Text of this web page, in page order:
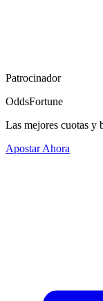
Patrocinador
OddsFortune
Las mejores cuotas y
Apostar Ahora